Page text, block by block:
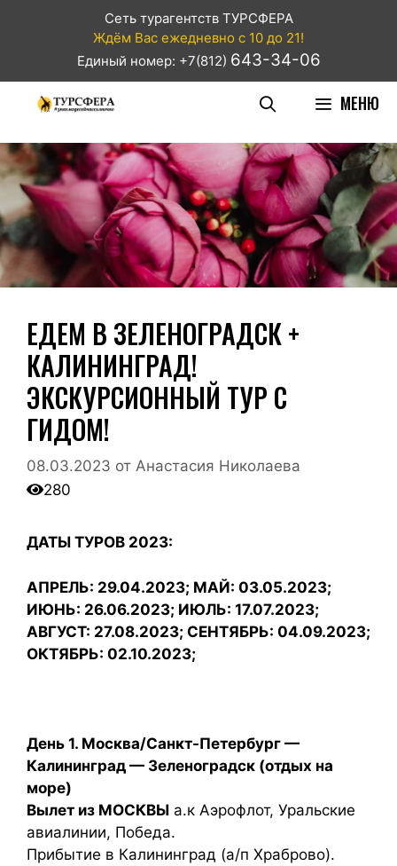
Сеть турагентств ТУРСФЕРА
Ждём Вас ежедневно с 10 до 21!
Единый номер: +7(812) 643-34-06
МЕНЮ
ЕДЕМ В ЗЕЛЕНОГРАДСК +
КАЛИНИНГРАД!
ЭКСКУРСИОННЫЙ ТУР С
ГИДОМ!
08.03.2023 от Анастасия Николаева
280
ДАТЫ ТУРОВ 2023:
АПРЕЛЬ: 29.04.2023; МАЙ: 03.05.2023;
ИЮНЬ: 26.06.2023; ИЮЛЬ: 17.07.2023;
АВГУСТ: 27.08.2023; СЕНТЯБРЬ: 04.09.2023;
ОКТЯБРЬ: 02.10.2023;
День 1. Москва/Санкт-Петербург —
Калининград — Зеленоградск (отдых на
море)
Вылет из МОСКВЫ а.к Аэрофлот, Уральские
авиалинии, Победа.
Прибытие в Калининград (а/п Храброво).